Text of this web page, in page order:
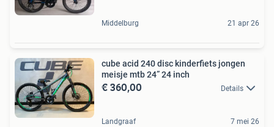
Middelburg 21 apr 26
cube acid 240 disc kinderfiets jongen
meisje mtb 24” 24 inch
€ 360,00 Details
Landgraaf 7 mei 26